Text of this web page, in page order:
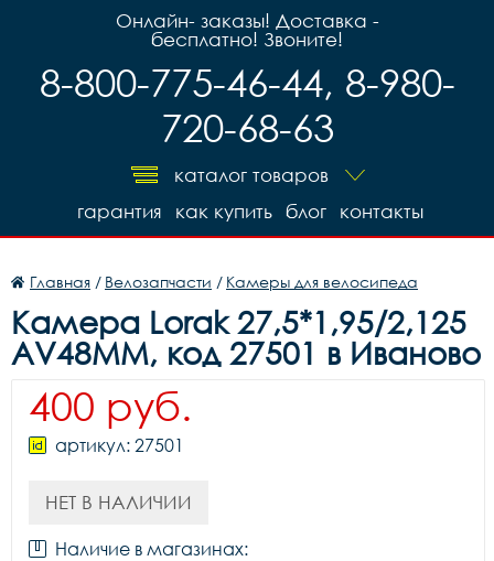
Онлайн- заказы! Доставка -
бесплатно! Звоните!
8-800-775-46-44, 8-980-
720-68-63
каталог товаров
контакты
блог
как купить
гарантия
Главная / Велозапчасти / Камеры для велосипеда
Камера Lorak 27,5*1,95/2,125
AV48MM, код 27501 в Иваново
400 руб.
артикул: 27501
НЕТ В НАЛИЧИИ
Наличие в магазинах: